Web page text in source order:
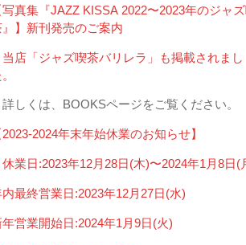
写真集『JAZZ KISSA 2022〜2023年のジャ
』】新刊発売のご案内
当店「ジャズ喫茶バリレラ」も掲載されまし
しくは、BOOKSページをご覧ください。
2024年末年始休業のお知らせ】
休業日:2023年12月28日(木)〜2024年1月8日(
内最終営業日:2023年12月27日(水)
年営業開始日:2024年1月9日(火)